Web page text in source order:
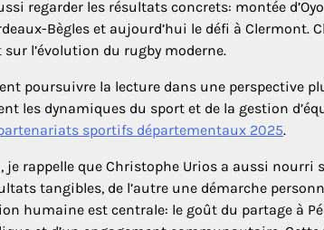
regarder les résultats concrets: montée
Bègles et aujourd’hui le défi à Clermont.
sur l’évolution du rugby moderne.
poursuivre la lecture dans une perspective
les dynamiques du sport et de la gestion
sportifs départementaux 2025.
je rappelle que Christophe Urios a aussi nourri
tangibles, de l’autre une démarche
humaine est centrale: le goût du partage à